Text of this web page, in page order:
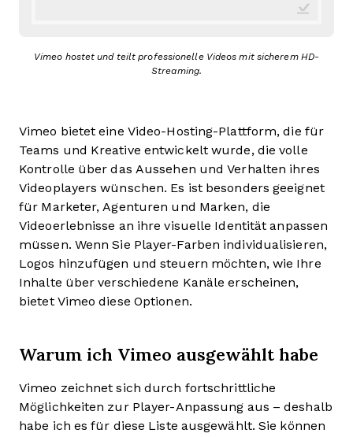
Vimeo hostet und teilt professionelle Videos mit sicherem HD-
Streaming.
Vimeo bietet eine Video-Hosting-Plattform, die für
Teams und Kreative entwickelt wurde, die volle
Kontrolle über das Aussehen und Verhalten ihres
Videoplayers wünschen. Es ist besonders geeignet
für Marketer, Agenturen und Marken, die
Videoerlebnisse an ihre visuelle Identität anpassen
müssen. Wenn Sie Player-Farben individualisieren,
Logos hinzufügen und steuern möchten, wie Ihre
Inhalte über verschiedene Kanäle erscheinen,
bietet Vimeo diese Optionen.
Warum ich Vimeo ausgewählt habe
Vimeo zeichnet sich durch fortschrittliche
Möglichkeiten zur Player-Anpassung aus – deshalb
habe ich es für diese Liste ausgewählt. Sie können